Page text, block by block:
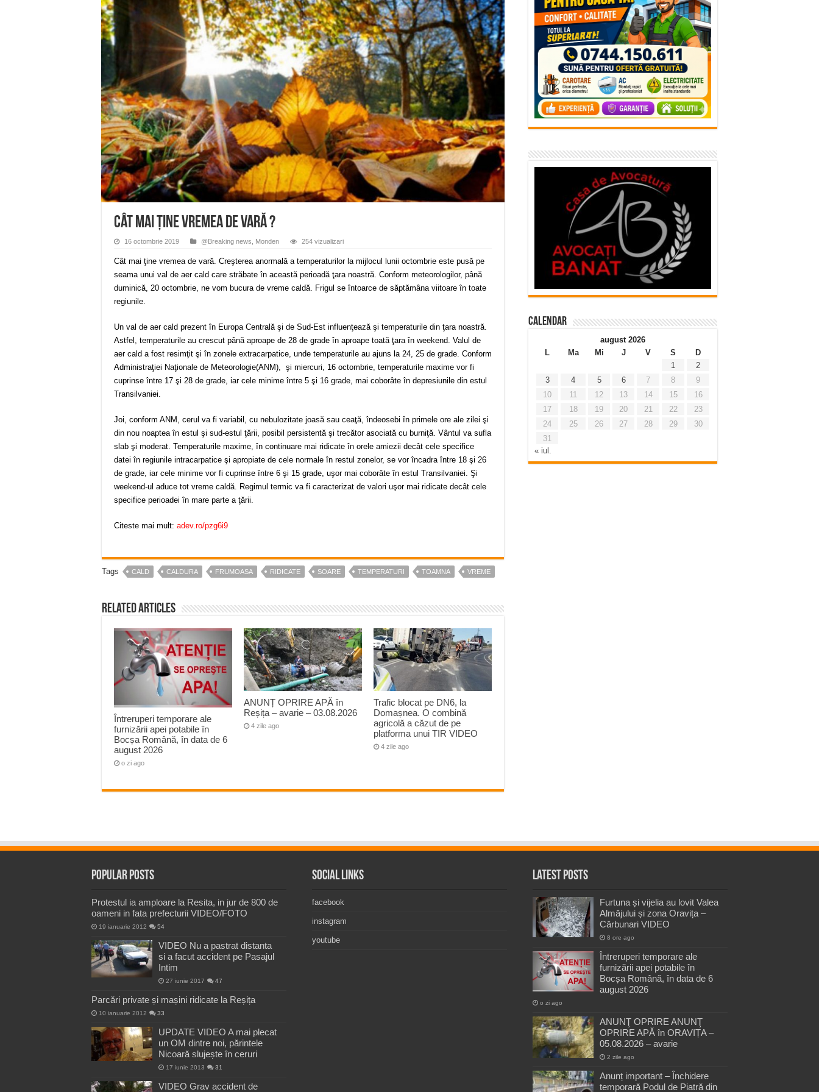
Miresme de lavandă, mentă și flori de vară și râsete de copii la Carașova VIDEO
ANUNȚ OPRIRE APĂ în Reșița – avarie – 04.08.2026 – str. Văliugului și Plastomet
ANUNŢ OPRIRE APĂ în CARANSEBEȘ – 04.08.2026 – avarie – Calea Severinului
ANUNŢ OPRIRE APĂ în CARANSEBEȘ avarie
ANUNȚ OPRIRE APĂ în Reșița, cartier Țerova – avarie – 04.08.2026
Cât mai ţine vremea de vară ?
16 octombrie 2019 @Breaking news Monden 254 vizualizari
Cât mai ţine vremea de vară. Creşterea anormală a temperaturilor la mijlocul lunii octombrie este pusă pe
seama unui val de aer cald care străbate în această perioadă ţara noastră. Conform meteorologilor, până
duminică, 20 octombrie, ne vom bucura de vreme caldă. Frigul se întoarce de săptămâna viitoare în toate
regiunile.
Un val de aer cald prezent în Europa Centrală şi de Sud-Est influenţează şi temperaturile din ţara noastră.
Astfel, temperaturile au crescut până aproape de 28 de grade în aproape toată ţara în weekend. Valul de
aer cald a fost resimţit şi în zonele extracarpatice, unde temperaturile au ajuns la 24, 25 de grade. Conform
Administraţiei Naţionale de Meteorologie(ANM), şi miercuri, 16 octombrie, temperaturile maxime vor fi
cuprinse între 17 şi 28 de grade, iar cele minime între 5 şi 16 grade, mai coborâte în depresiunile din estul
Transilvaniei.
Joi, conform ANM, cerul va fi variabil, cu nebulozitate joasă sau ceaţă, îndeosebi în primele ore ale zilei şi
din nou noaptea în estul şi sud-estul ţării, posibil persistentă şi trecător asociată cu burniţă. Vântul va sufla
slab şi moderat. Temperaturile maxime, în continuare mai ridicate în orele amiezii decât cele specifice
datei în regiunile intracarpatice şi apropiate de cele normale în restul zonelor, se vor încadra între 18 şi 26
de grade, iar cele minime vor fi cuprinse între 6 şi 15 grade, uşor mai coborâte în estul Transilvaniei. Şi
weekend-ul aduce tot vreme caldă. Regimul termic va fi caracterizat de valori uşor mai ridicate decât cele
specifice perioadei în mare parte a ţării.
Citeste mai mult: adev.ro/pzg6i9
Tags CALD CALDURA FRUMOASA RIDICATE SOARE TEMPERATURI TOAMNA VREME
Related Articles
Întreruperi temporare ale
furnizării apei potabile în
Bocșa Română, în data de 6
august 2026
o zi ago
ANUNȚ OPRIRE APĂ în
Reșița – avarie – 03.08.2026
4 zile ago
Trafic blocat pe DN6, la
Domașnea. O combină
agricolă a căzut de pe
platforma unui TIR VIDEO
4 zile ago
Calendar
august 2026
L
Ma Mi J V S
D
1
2
3
4 5 6 7 8
9
10
11 12 13 14 15
16
17
18 19 20 21 22
23
24
25 26 27 28 29
30
31
« iul.
Popular Posts
Protestul ia amploare la Resita, in jur de 800 de
oameni in fata prefecturii VIDEO/FOTO
19 ianuarie 2012 54
VIDEO Nu a pastrat distanta
si a facut accident pe Pasajul
Intim
27 iunie 2017 47
Parcări private și mașini ridicate la Reșița
10 ianuarie 2012 33
UPDATE VIDEO A mai plecat
un OM dintre noi, părintele
Nicoară slujește în ceruri
17 iunie 2013 31
VIDEO Grav accident de
Social Links
facebook
instagram
youtube
Latest Posts
Furtuna și vijelia au lovit Valea
Almăjului și zona Oravița –
Cărbunari VIDEO
8 ore ago
Întreruperi temporare ale
furnizării apei potabile în
Bocșa Română, în data de 6
august 2026
o zi ago
ANUNŢ OPRIRE ANUNŢ
OPRIRE APĂ în ORAVIȚA –
05.08.2026 – avarie
2 zile ago
Anunț important – Închidere
temporară Podul de Piatră din